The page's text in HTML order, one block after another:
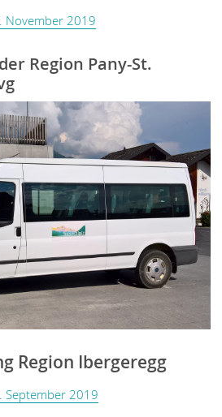
November 2019
Region Pany-St.
Region Ibergeregg
September 2019